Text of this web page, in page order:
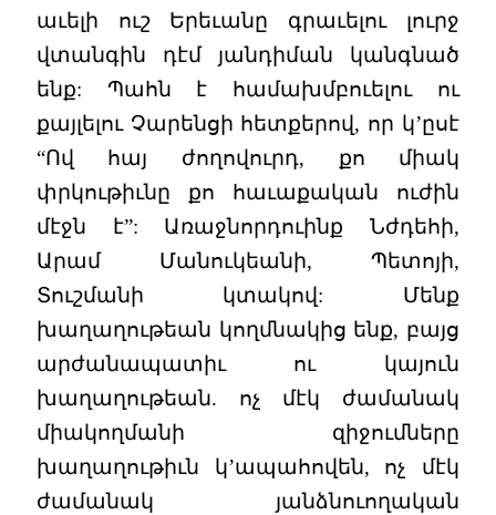
աւելի ուշ Երեւանը գրաւելու լուրջ
վտանգին դէմ յանդիման կանգնած
ենք: Պահն է համախմբուելու ու
քայլելու Չարենցի հետքերով, որ կ’ըսէ
“Ով հայ ժողովուրդ, քո միակ
փրկութիւնը քո հաւաքական ուժին
մէջն է”: Առաջնորդուինք Նժդեհի,
Արամ Մանուկեանի, Պետոյի,
Տուշմանի կտակով: Մենք
խաղաղութեան կողմնակից ենք, բայց
արժանապատիւ ու կայուն
խաղաղութեան. ոչ մէկ ժամանակ
միակողմանի զիջումները
խաղաղութիւն կ’ապահովեն, ոչ մէկ
ժամանակ յանձնուողական